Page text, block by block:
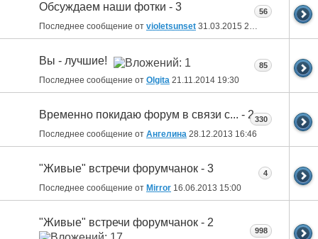
Обсуждаем наши фотки - 3
Последнее сообщение от violetsunset 31.03.2015 23:53
56
Вы - лучшие!
Последнее сообщение от Olgita 21.11.2014 19:30
85
Временно покидаю форум в связи с... - 2
Последнее сообщение от Ангелина 28.12.2013 16:46
330
"Живые" встречи форумчанок - 3
Последнее сообщение от Mirror 16.06.2013 15:00
4
"Живые" встречи форумчанок - 2
998